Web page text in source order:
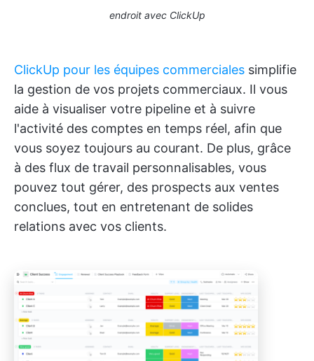
endroit avec ClickUp
ClickUp pour les équipes commerciales simplifie
la gestion de vos projets commerciaux. Il vous
aide à visualiser votre pipeline et à suivre
l'activité des comptes en temps réel, afin que
vous soyez toujours au courant. De plus, grâce
à des flux de travail personnalisables, vous
pouvez tout gérer, des prospects aux ventes
conclues, tout en entretenant de solides
relations avec vos clients.